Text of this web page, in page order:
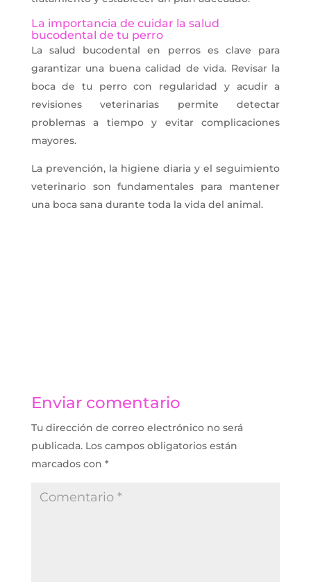
La importancia de cuidar la salud
bucodental de tu perro
La salud bucodental en perros es clave para
garantizar una buena calidad de vida. Revisar la
boca de tu perro con regularidad y acudir a
revisiones veterinarias permite detectar
problemas a tiempo y evitar complicaciones
mayores.
La prevención, la higiene diaria y el seguimiento
veterinario son fundamentales para mantener
una boca sana durante toda la vida del animal.
Enviar comentario
Tu dirección de correo electrónico no será
publicada. Los campos obligatorios están
marcados con *